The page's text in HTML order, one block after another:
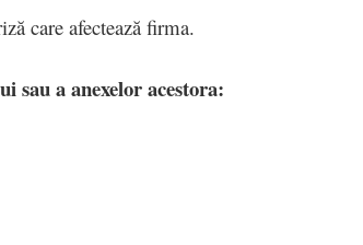
care afectează firma.
sau a anexelor acestora: